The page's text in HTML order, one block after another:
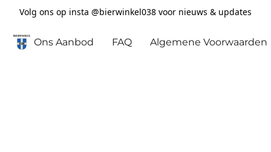
Volg ons op insta @bierwinkel038 voor nieuws & updates
Ons Aanbod FAQ Algemene Voorwaarden